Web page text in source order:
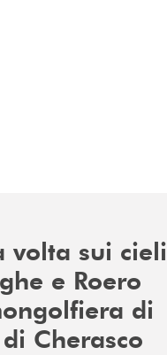
volta sui cieli
e Roero
di
Cherasco